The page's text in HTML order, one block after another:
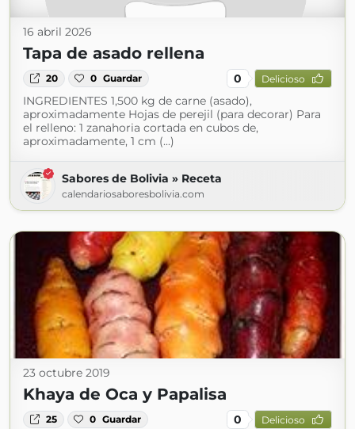
16 abril 2026
Tapa de asado rellena
20 0 Guardar 0 Delicioso
INGREDIENTES 1,500 kg de carne (asado),
aproximadamente Hojas de perejil (para decorar) Para
el relleno: 1 zanahoria cortada en cubos de,
aproximadamente, 1 cm (...)
Sabores de Bolivia » Receta
calendariosaboresbolivia.com
23 octubre 2019
Khaya de Oca y Papalisa
25 0 Guardar 0 Delicioso